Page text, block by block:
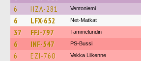
6 HZA-281 Ventoniemi
6 LFX-652 Net-Matkat
37 FFJ-797 Tammelundin
6 INF-547 PS-Bussi
6 EZI-760 Vekka Liikenne